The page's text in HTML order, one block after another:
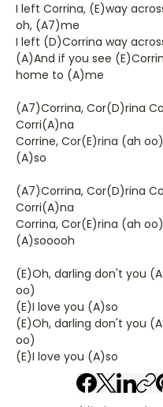
I left Corrina, (E)way
oh, (A7)me
I left (D)Corrina way
(A)And if you see
home to (A)me
(A7)Corrina, Cor(D)rina
Corri(A)na
Corrine, Cor(E)rina (ah
(A)so
(A7)Corrina, Cor(D)rina
Corri(A)na
Corrina, Cor(E)rina (ah
(A)sooooh
(E)Oh, darling don't you
oo)
(E)I love you (A)so
(E)Oh, darling don't you
oo)
(E)I love you (A)so